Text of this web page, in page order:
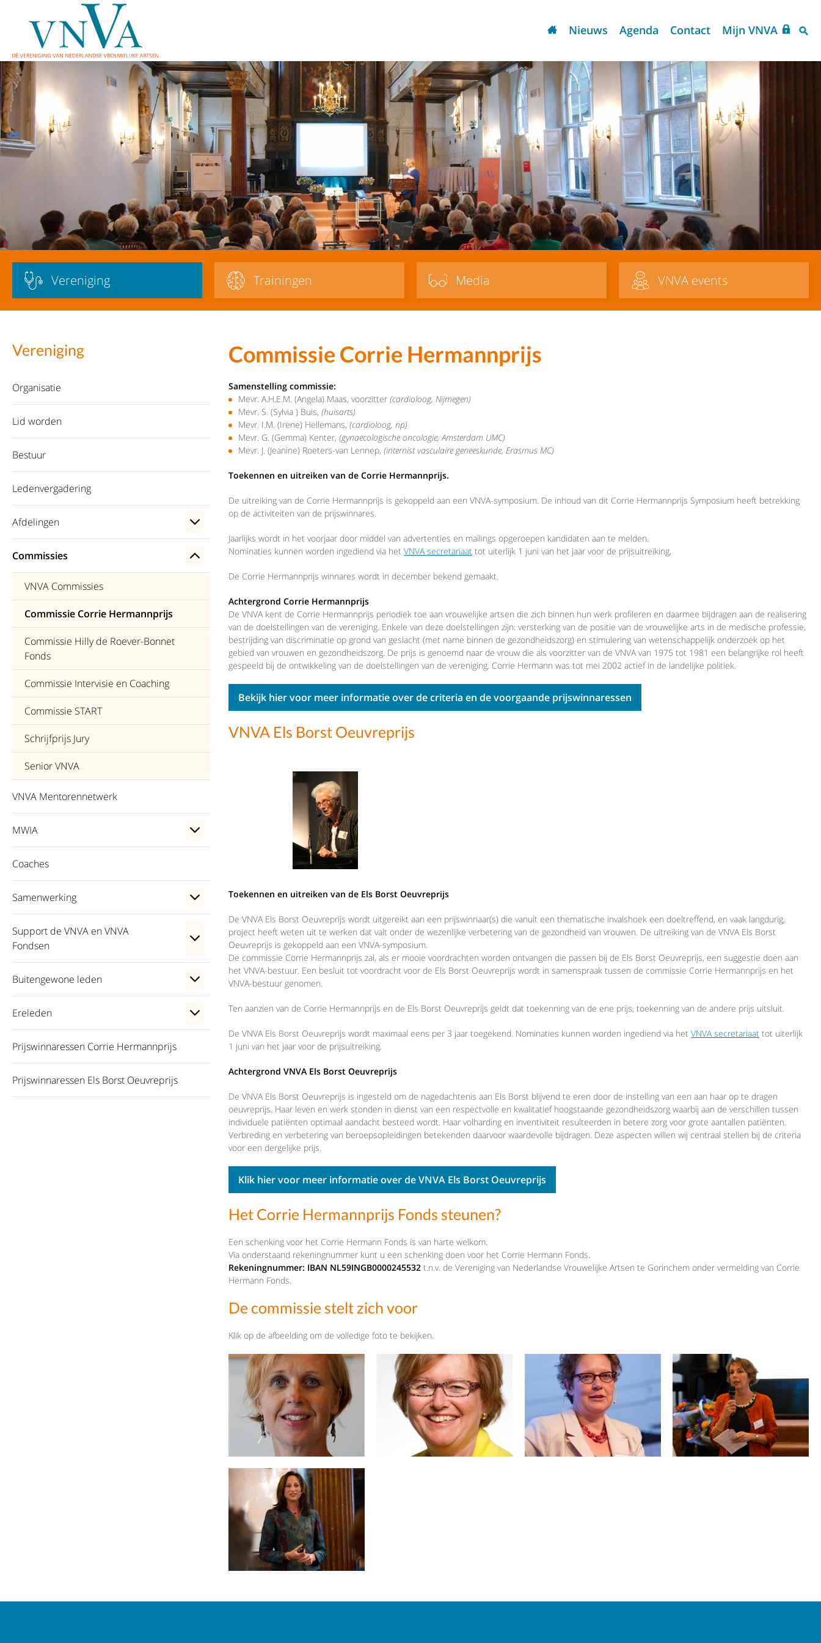
Nieuws Agenda Contact Mijn VNVA
Vereniging Trainingen Media VNVA events
Vereniging
Organisatie
Lid worden
Bestuur
Ledenvergadering
Afdelingen
Commissies
VNVA Commissies
Commissie Corrie Hermannprijs
Commissie Hilly de Roever-Bonnet
Fonds
Commissie Intervisie en Coaching
Commissie START
Schrijfprijs Jury
Senior VNVA
VNVA Mentorennetwerk
MWIA
Coaches
Samenwerking
Support de VNVA en VNVA
Fondsen
Buitengewone leden
Ereleden
Prijswinnaressen Corrie Hermannprijs
Prijswinnaressen Els Borst Oeuvreprijs
Commissie Corrie Hermannprijs
Samenstelling commissie:
Mevr. A.H.E.M. (Angela) Maas, voorzitter (cardioloog, Nijmegen)
Mevr. S. (Sylvia ) Buis, (huisarts)
Mevr. I.M. (Irene) Hellemans, (cardioloog, np)
Mevr. G. (Gemma) Kenter, (gynaecologische oncologie, Amsterdam UMC)
Mevr. J. (Jeanine) Roeters-van Lennep, (internist vasculaire geneeskunde, Erasmus MC)
Toekennen en uitreiken van de Corrie Hermannprijs.
De uitreiking van de Corrie Hermannprijs is gekoppeld aan een VNVA-symposium. De inhoud van dit Corrie Hermannprijs Symposium heeft betrekking
op de activiteiten van de prijswinnares.
Jaarlijks wordt in het voorjaar door middel van advertenties en mailings opgeroepen kandidaten aan te melden.
Nominaties kunnen worden ingediend via het VNVA secretariaat tot uiterlijk 1 juni van het jaar voor de prijsuitreiking,
De Corrie Hermannprijs winnares wordt in december bekend gemaakt.
Achtergrond Corrie Hermannprijs
De VNVA kent de Corrie Hermannprijs periodiek toe aan vrouwelijke artsen die zich binnen hun werk profileren en daarmee bijdragen aan de realisering
van de doelstellingen van de vereniging. Enkele van deze doelstellingen zijn: versterking van de positie van de vrouwelijke arts in de medische professie,
bestrijding van discriminatie op grond van geslacht (met name binnen de gezondheidszorg) en stimulering van wetenschappelijk onderzoek op het
gebied van vrouwen en gezondheidszorg. De prijs is genoemd naar de vrouw die als voorzitter van de VNVA van 1975 tot 1981 een belangrijke rol heeft
gespeeld bij de ontwikkeling van de doelstellingen van de vereniging. Corrie Hermann was tot mei 2002 actief in de landelijke politiek.
Bekijk hier voor meer informatie over de criteria en de voorgaande prijswinnaressen
VNVA Els Borst Oeuvreprijs
Toekennen en uitreiken van de Els Borst Oeuvreprijs
De VNVA Els Borst Oeuvreprijs wordt uitgereikt aan een prijswinnaar(s) die vanuit een thematische invalshoek een doeltreffend, en vaak langdurig,
project heeft weten uit te werken dat valt onder de wezenlijke verbetering van de gezondheid van vrouwen. De uitreiking van de VNVA Els Borst
Oeuvreprijs is gekoppeld aan een VNVA-symposium.
De commissie Corrie Hermannprijs zal, als er mooie voordrachten worden ontvangen die passen bij de Els Borst Oeuvreprijs, een suggestie doen aan
het VNVA-bestuur. Een besluit tot voordracht voor de Els Borst Oeuvreprijs wordt in samenspraak tussen de commissie Corrie Hermannprijs en het
VNVA-bestuur genomen.
Ten aanzien van de Corrie Hermannprijs en de Els Borst Oeuvreprijs geldt dat toekenning van de ene prijs, toekenning van de andere prijs uitsluit.
De VNVA Els Borst Oeuvreprijs wordt maximaal eens per 3 jaar toegekend. Nominaties kunnen worden ingediend via het VNVA secretariaat tot uiterlijk
1 juni van het jaar voor de prijsuitreiking.
Achtergrond VNVA Els Borst Oeuvreprijs
De VNVA Els Borst Oeuvreprijs is ingesteld om de nagedachtenis aan Els Borst blijvend te eren door de instelling van een aan haar op te dragen
oeuvreprijs. Haar leven en werk stonden in dienst van een respectvolle en kwalitatief hoogstaande gezondheidszorg waarbij aan de verschillen tussen
individuele patiënten optimaal aandacht besteed wordt. Haar volharding en inventiviteit resulteerden in betere zorg voor grote aantallen patiënten.
Verbreding en verbetering van beroepsopleidingen betekenden daarvoor waardevolle bijdragen. Deze aspecten willen wij centraal stellen bij de criteria
voor een dergelijke prijs.
Klik hier voor meer informatie over de VNVA Els Borst Oeuvreprijs
Het Corrie Hermannprijs Fonds steunen?
Een schenking voor het Corrie Hermann Fonds is van harte welkom.
Via onderstaand rekeningnummer kunt u een schenking doen voor het Corrie Hermann Fonds.
Rekeningnummer: IBAN NL59INGB0000245532 t.n.v. de Vereniging van Nederlandse Vrouwelijke Artsen te Gorinchem onder vermelding van Corrie
Hermann Fonds.
De commissie stelt zich voor
Klik op de afbeelding om de volledige foto te bekijken.